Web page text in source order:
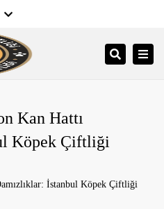
+90 545 206 34 34
top
bar
Search
Kan Hattı
Köpek Çiftliği
İstanbul Köpek Çiftliği